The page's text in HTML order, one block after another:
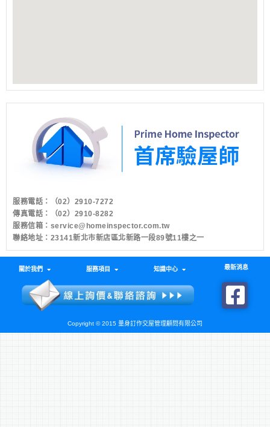
服務電話：
（02）2910-7272
傳真電話：（02）2910-8282
服務信箱： service@homeinspector.com.tw
聯絡地址：23141新北市新店區北新路一段89號11樓之一
關於我們 服務項目 知識中心 最新消息
Copyright © 2015 量身訂作交屋管理顧問有限公司